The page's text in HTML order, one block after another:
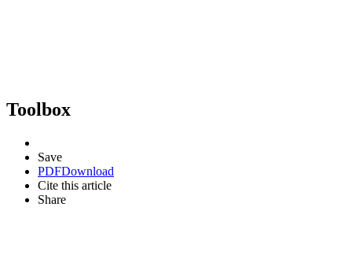
Toolbox
Save
PDFDownload
Cite this article
Share